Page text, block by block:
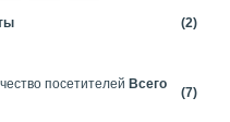
(2)
Всего
(7)